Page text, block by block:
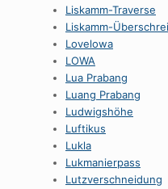
Liskamm-Traverse
Liskamm-
Lovelowa
LOWA
Lua Prabang
Luang Prabang
Ludwigshöhe
Luftikus
Lukla
Lukmanierpass
Lutzverschneidung